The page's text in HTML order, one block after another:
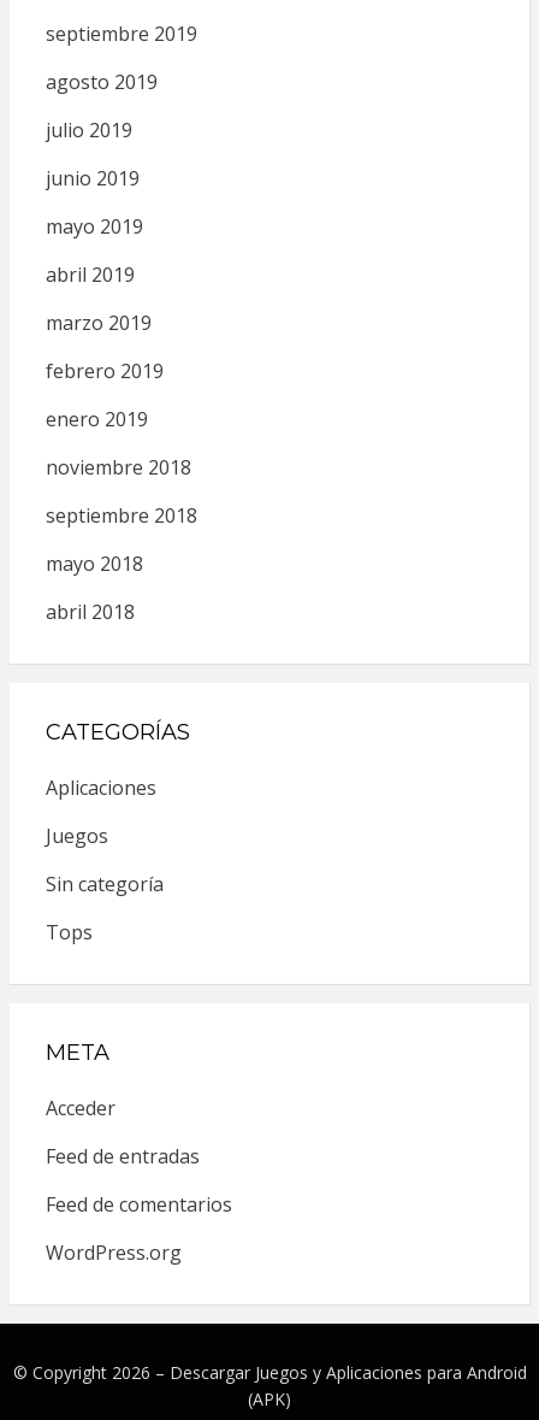
septiembre 2019
agosto 2019
julio 2019
junio 2019
mayo 2019
abril 2019
marzo 2019
febrero 2019
enero 2019
noviembre 2018
septiembre 2018
mayo 2018
abril 2018
CATEGORÍAS
Aplicaciones
Juegos
Sin categoría
Tops
META
Acceder
Feed de entradas
Feed de comentarios
WordPress.org
© Copyright 2026 – Descargar Juegos y Aplicaciones para Android
(APK)